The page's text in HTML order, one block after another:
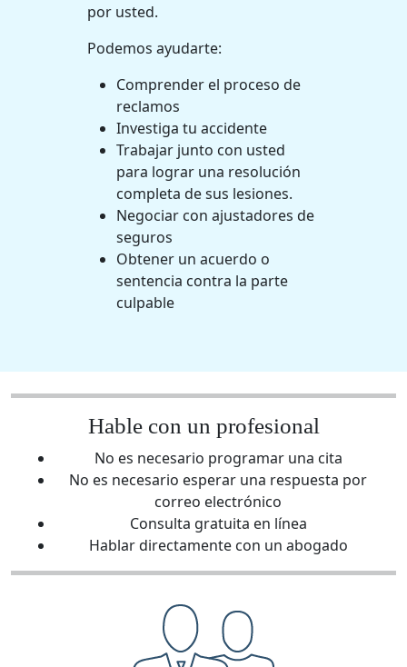
por usted.
Podemos ayudarte:
Comprender el proceso de
reclamos
Investiga tu accidente
Trabajar junto con usted
para lograr una resolución
completa de sus lesiones.
Negociar con ajustadores de
seguros
Obtener un acuerdo o
sentencia contra la parte
culpable
Hable con un profesional
No es necesario programar una cita
No es necesario esperar una respuesta por
correo electrónico
Consulta gratuita en línea
Hablar directamente con un abogado